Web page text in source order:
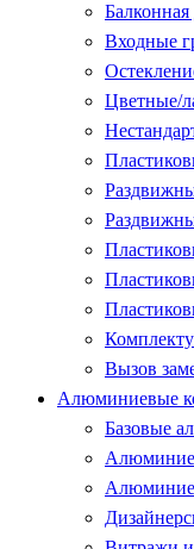
Балконная
Входные
Цветные/
Вызов
Алюминиевые
Базовые